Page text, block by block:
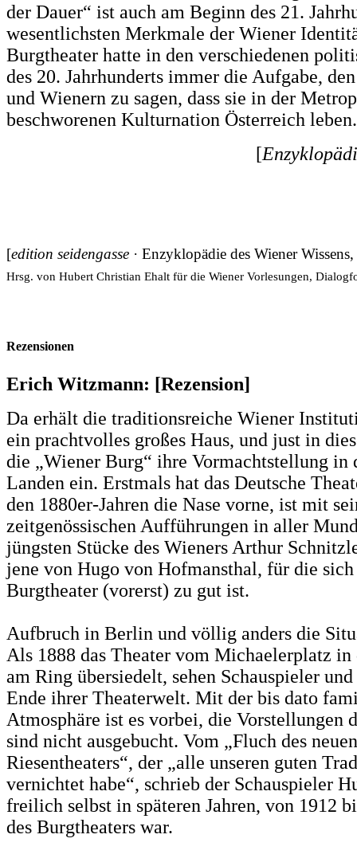
der Dauer“ ist auch am Beginn des 21.
wesentlichsten Merkmale der Wiener
Burgtheater hatte in den verschiedenen
des 20. Jahrhunderts immer die Aufgabe,
und Wienern zu sagen, dass sie in der
beschworenen Kulturnation Österreich leben.
[
[edition seidengasse · Enzyklopädie des Wiener
Hrsg. von Hubert Christian Ehalt für die Wiener Vorlesungen,
Rezensionen
Erich Witzmann: [Rezension]
Da erhält die traditionsreiche Wiener
ein prachtvolles großes Haus, und just in
die „Wiener Burg“ ihre Vormachtstellung in
Landen ein. Erstmals hat das Deutsche
den 1880er-Jahren die Nase vorne, ist mit
zeitgenössischen Aufführungen in aller
jüngsten Stücke des Wieners Arthur
jene von Hugo von Hofmansthal, für die
Burgtheater (vorerst) zu gut ist.
Aufbruch in Berlin und völlig anders die
Als 1888 das Theater vom Michaelerplatz in
am Ring übersiedelt, sehen Schauspieler
Ende ihrer Theaterwelt. Mit der bis dato
Atmosphäre ist es vorbei, die Vorstellungen
sind nicht ausgebucht. Vom „Fluch des neuen
Riesentheaters“, der „alle unseren guten
vernichtet habe“, schrieb der Schauspieler
freilich selbst in späteren Jahren, von 1912
des Burgtheaters war.